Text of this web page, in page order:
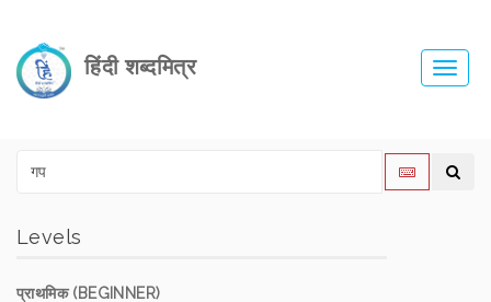
हिंदी शब्दमित्र
Levels
प्राथमिक (BEGINNER)